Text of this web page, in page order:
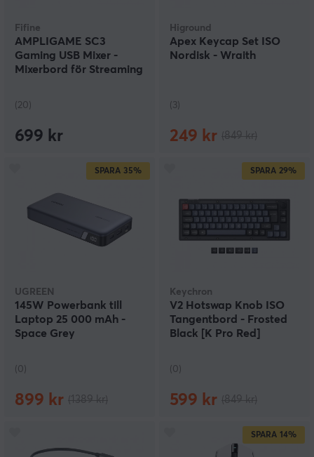
Fifine
AMPLIGAME SC3
Gaming USB Mixer -
Mixerbord för Streaming
(20)
699 kr
Higround
Apex Keycap Set ISO
Nordisk - Wraith
(3)
249 kr
SPARA 35%
UGREEN
145W Powerbank till
Laptop 25 000 mAh -
Space Grey
(0)
899 kr
SPARA 29%
Keychron
V2 Hotswap Knob ISO
Tangentbord - Frosted
Black [K Pro Red]
(0)
599 kr
SPARA 14%